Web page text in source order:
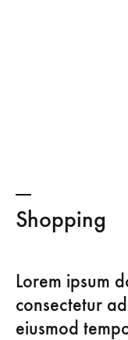
Shopping
Lorem ipsum
consectetur
eiusmod